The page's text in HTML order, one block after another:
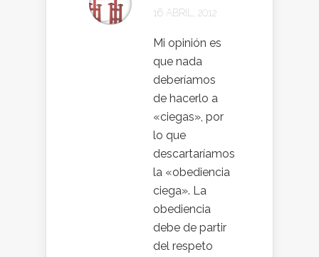
16 ABRIL, 2012
Mi opinión es
que nada
deberíamos
de hacerlo a
«ciegas», por
lo que
descartaríamos
la «obediencia
ciega». La
obediencia
debe de partir
del respeto